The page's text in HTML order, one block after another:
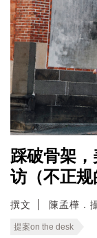
踩破骨架
访（不正
撰文 陳孟樺．
提案on the desk